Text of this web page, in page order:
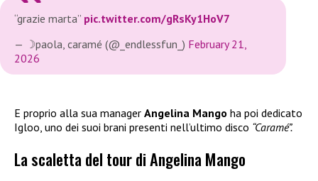
“grazie marta” pic.twitter.com/gRsKy1HoV7
— ☽paola, caramé (@_endlessfun_) February 21,
2026
E proprio alla sua manager Angelina Mango ha poi dedicato
Igloo, uno dei suoi brani presenti nell’ultimo disco “Caramé”.
La scaletta del tour di Angelina Mango